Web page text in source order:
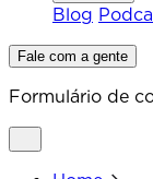
Blog
Fale com a gente
Formulário de